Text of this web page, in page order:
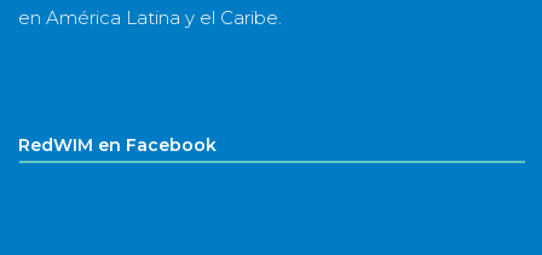
en América Latina y el Caribe.
RedWIM en Facebook